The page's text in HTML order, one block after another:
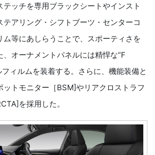
テッチを専用ブラックシートやインスト
テアリング・シフトブーツ・センターコ
ム等にあしらうことで、スポーティさを
、オーナメントパネルには精悍な“F
ィルムを装着する。さらに、機能装備と
ットモニター［BSM]やリアクロストラフ
を採用した。